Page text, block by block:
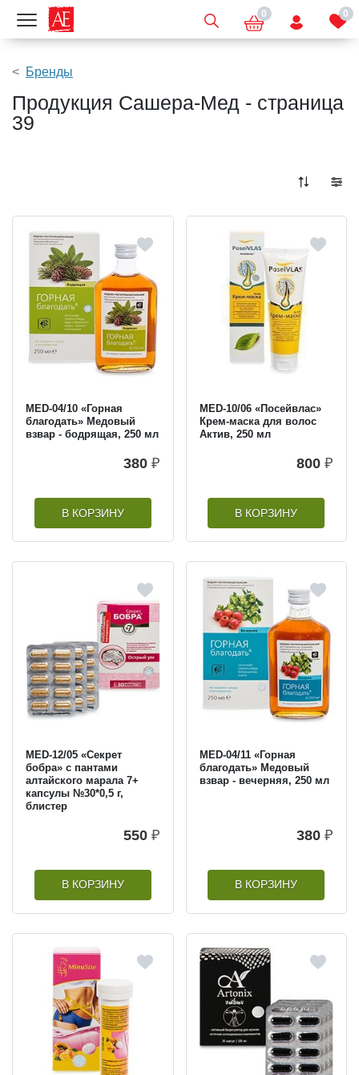
Показать меню 0 0
Бренды
Продукция Сашера-Мед - страница
39
MED-04/10 «Горная
благодать» Медовый
взвар - бодрящая, 250 мл
380 ₽
В КОРЗИНУ
MED-10/06 «Посейвлас»
Крем-маска для волос
Актив, 250 мл
800 ₽
В КОРЗИНУ
MED-12/05 «Секрет
бобра» с пантами
алтайского марала 7+
капсулы №30*0,5 г,
блистер
550 ₽
В КОРЗИНУ
MED-04/11 «Горная
благодать» Медовый
взвар - вечерняя, 250 мл
380 ₽
В КОРЗИНУ